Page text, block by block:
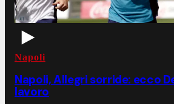
Napoli
Napoli, Allegri sorride: ecco
lavoro